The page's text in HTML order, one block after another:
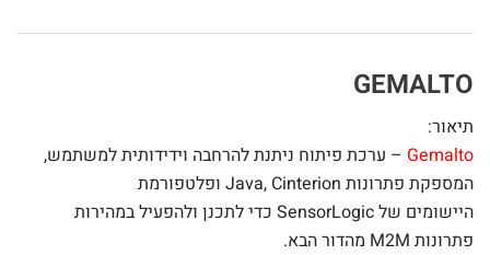
GEMALTO
תיאור:
Gemalto – ערכת פיתוח ניתנת להרחבה וידידותית למשתמש,
המספקת פתרונות Java, Cinterion ופלטפורמת
היישומים של SensorLogic כדי לתכנן ולהפעיל במהירות
פתרונות M2M מהדור הבא.